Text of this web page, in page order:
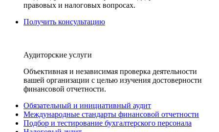
правовых и налоговых вопросах.
Получить консультацию
Аудиторские услуги
Объективная и независимая проверка деятельности
вашей организации с целью изучения достоверности
финансовой отчетности.
Обязательный и инициативный аудит
Международные стандарты финансовой отчетности
Подбор и тестирование бухгалтерского персонала